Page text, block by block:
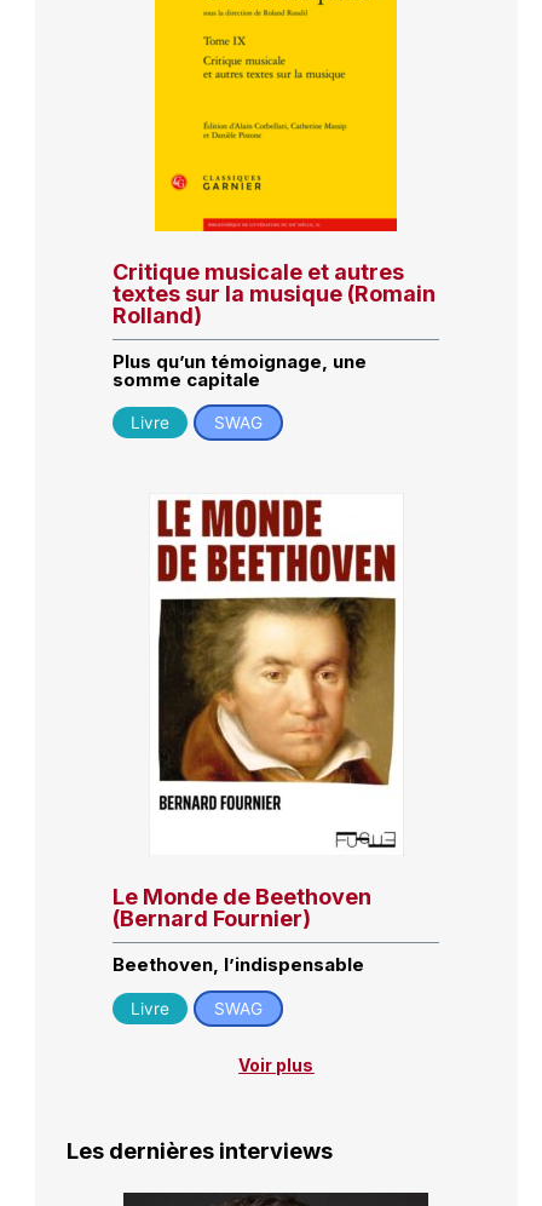
Critique musicale et autres
textes sur la musique (Romain
Rolland)
Plus qu’un témoignage, une
somme capitale
Livre SWAG
Le Monde de Beethoven
(Bernard Fournier)
Beethoven, l’indispensable
Livre SWAG
Voir plus
Les dernières interviews